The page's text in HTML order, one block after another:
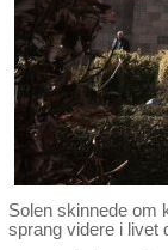
Solen skinnede om
sprang videre i livet